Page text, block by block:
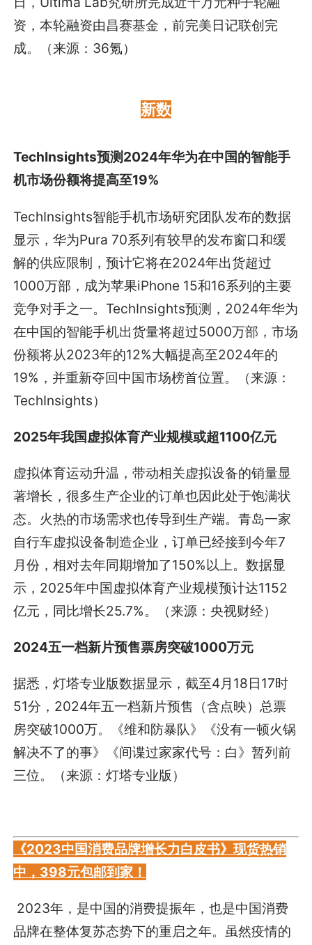
资，本轮融资由昌赛基金，前完美日记联创完
成。（来源：36氪）
新数
TechInsights预测2024年华为在中国的智能手
机市场份额将提高至19%
TechInsights智能手机市场研究团队发布的数据
显示，华为Pura 70系列有较早的发布窗口和缓
解的供应限制，预计它将在2024年出货超过
1000万部，成为苹果iPhone 15和16系列的主要
竞争对手之一。TechInsights预测，2024年华为
在中国的智能手机出货量将超过5000万部，市场
份额将从2023年的12%大幅提高至2024年的
19%，并重新夺回中国市场榜首位置。（来源：
TechInsights）
2025年我国虚拟体育产业规模或超1100亿元
虚拟体育运动升温，带动相关虚拟设备的销量显
著增长，很多生产企业的订单也因此处于饱满状
态。火热的市场需求也传导到生产端。青岛一家
自行车虚拟设备制造企业，订单已经接到今年7
月份，相对去年同期增加了150%以上。数据显
示，2025年中国虚拟体育产业规模预计达1152
亿元，同比增长25.7%。（来源：央视财经）
2024五一档新片预售票房突破1000万元
据悉，灯塔专业版数据显示，截至4月18日17时
51分，2024年五一档新片预售（含点映）总票
房突破1000万。《维和防暴队》《没有一顿火锅
解决不了的事》《间谍过家家代号：白》暂列前
三位。（来源：灯塔专业版）
《2023中国消费品牌增长力白皮书》现货热销
中，398元包邮到家！
2023年，是中国的消费提振年，也是中国消费
品牌在整体复苏态势下的重启之年。虽然疫情的